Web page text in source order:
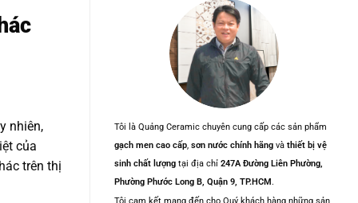
nhiên,
của
trên thị
Tôi là Quảng Ceramic chuyên cung cấp các sản phẩm
gạch men cao cấp, sơn nước chính hãng và thiết bị vệ
sinh chất lượng tại địa chỉ 247A Đường Liên Phường,
Phường Phước Long B, Quận 9, TP.HCM.